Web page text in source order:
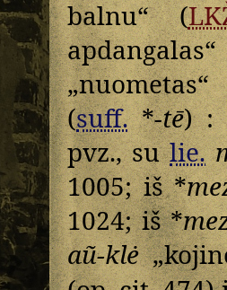
balnu“ (
„nuometas“
(suff.*-tē) :
pvz., sulie.
1005; iš *
1024; iš *
aũ-klė